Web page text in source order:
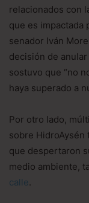
relacionados con
que es impactada
senador Iván
decisión de
sostuvo que “no
haya superado a
Por otro lado,
sobre HidroAysén
que despertaron
medio ambiente,
calle.